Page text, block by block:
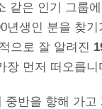
같은 인기 그룹
생인 분을 찾
으로 잘 알려진
장 먼저 떠오릅니
중반을 향해 가